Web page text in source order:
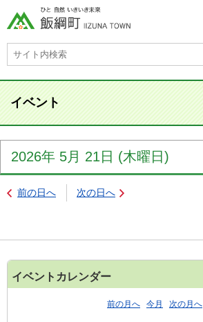
イベント
2026年 5月 21日 (木曜日 )
前の日へ 次の日へ
イベントカレンダー
前の月へ 今月 次の月へ